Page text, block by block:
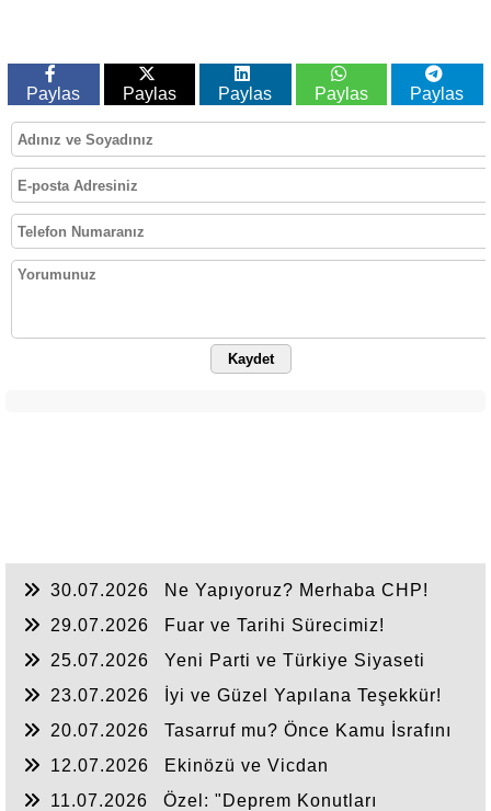
Paylas Paylas Paylas Paylas Paylas
Kaydet
30.07.2026
Ne Yapıyoruz? Merhaba CHP!
29.07.2026
Fuar ve Tarihi Sürecimiz!
25.07.2026
Yeni Parti ve Türkiye Siyaseti
23.07.2026
İyi ve Güzel Yapılana Teşekkür!
20.07.2026
Tasarruf mu? Önce Kamu İsrafını
12.07.2026
Ekinözü ve Vicdan
11.07.2026
Özel: "Deprem Konutları